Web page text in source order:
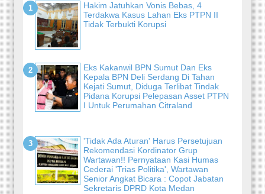
Hakim Jatuhkan Vonis Bebas, 4
Terdakwa Kasus Lahan Eks PTPN II
Tidak Terbukti Korupsi
Eks Kakanwil BPN Sumut Dan Eks
Kepala BPN Deli Serdang Di Tahan
Kejati Sumut, Diduga Terlibat Tindak
Pidana Korupsi Pelepasan Asset PTPN
I Untuk Perumahan Citraland
'Tidak Ada Aturan' Harus Persetujuan
Rekomendasi Kordinator Grup
Wartawan!! Pernyataan Kasi Humas
Cederai 'Trias Politika', Wartawan
Senior Angkat Bicara : Copot Jabatan
Sekretaris DPRD Kota Medan